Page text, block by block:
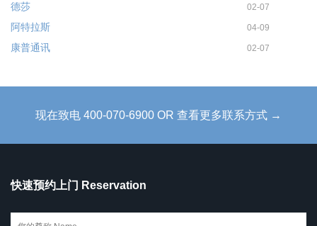
德莎 02-07
阿特拉斯 04-09
康普通讯 02-07
现在致电 400-070-6900 OR 查看更多联系方式 →
快速预约上门 Reservation